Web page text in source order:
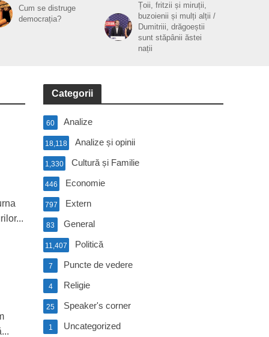
Cum se distruge
democrația?
Țoii, fritzii și miruții,
buzoienii și mulți alții /
Dumitriii, drăgoeștii
sunt stăpânii ăstei
nații
Categorii
Analize
60
Analize și opinii
18,118
Cultură și Familie
1,330
Economie
446
Extern
797
General
83
Politică
11,407
Puncte de vedere
7
Religie
4
Speaker's corner
25
Uncategorized
1